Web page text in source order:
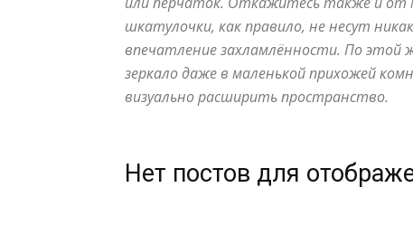
шкатулочки, как правило, не несут
впечатление захламлённости. По
зеркало даже в маленькой прихожей
визуально расширить пространство.
Нет постов для